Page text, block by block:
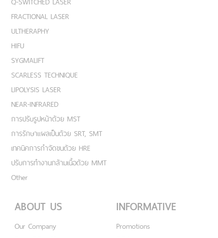
FRACTIONAL LASER
ULTHERAPHY
HIFU
SYGMALIFT
SCARLESS TECHNIQUE
LIPOLYSIS LASER
NEAR-INFRARED
การปรับรูปหน้าด้วย MST
การรักษาแผลเป็นด้วย SRT, SMT
เทคนิคการกำจัดขนด้วย HRE
ปรับการทำงานกล้ามเนื้อด้วย MMT
Other
ABOUT US
Our Company
INFORMATIVE
Promotions